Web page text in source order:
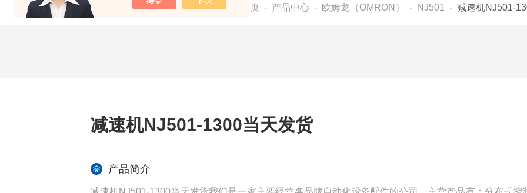
当前位置： 首页 - 产品中心 - 欧姆龙（OMRON） - NJ501 - 减速机NJ501-
减速机NJ501-1300当天发货
产品简介